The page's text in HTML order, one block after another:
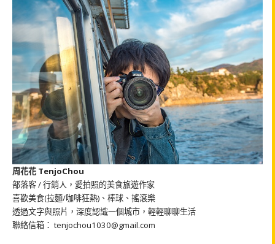
周花花 TenjoChou
部落客 / 行銷人，愛拍照的美食旅遊作家
喜歡美食(拉麵/咖啡狂熱)、棒球、搖滾樂
透過文字與照片，深度認識一個城市，輕輕聊聊生活
聯絡信箱： tenjochou1030@gmail.com